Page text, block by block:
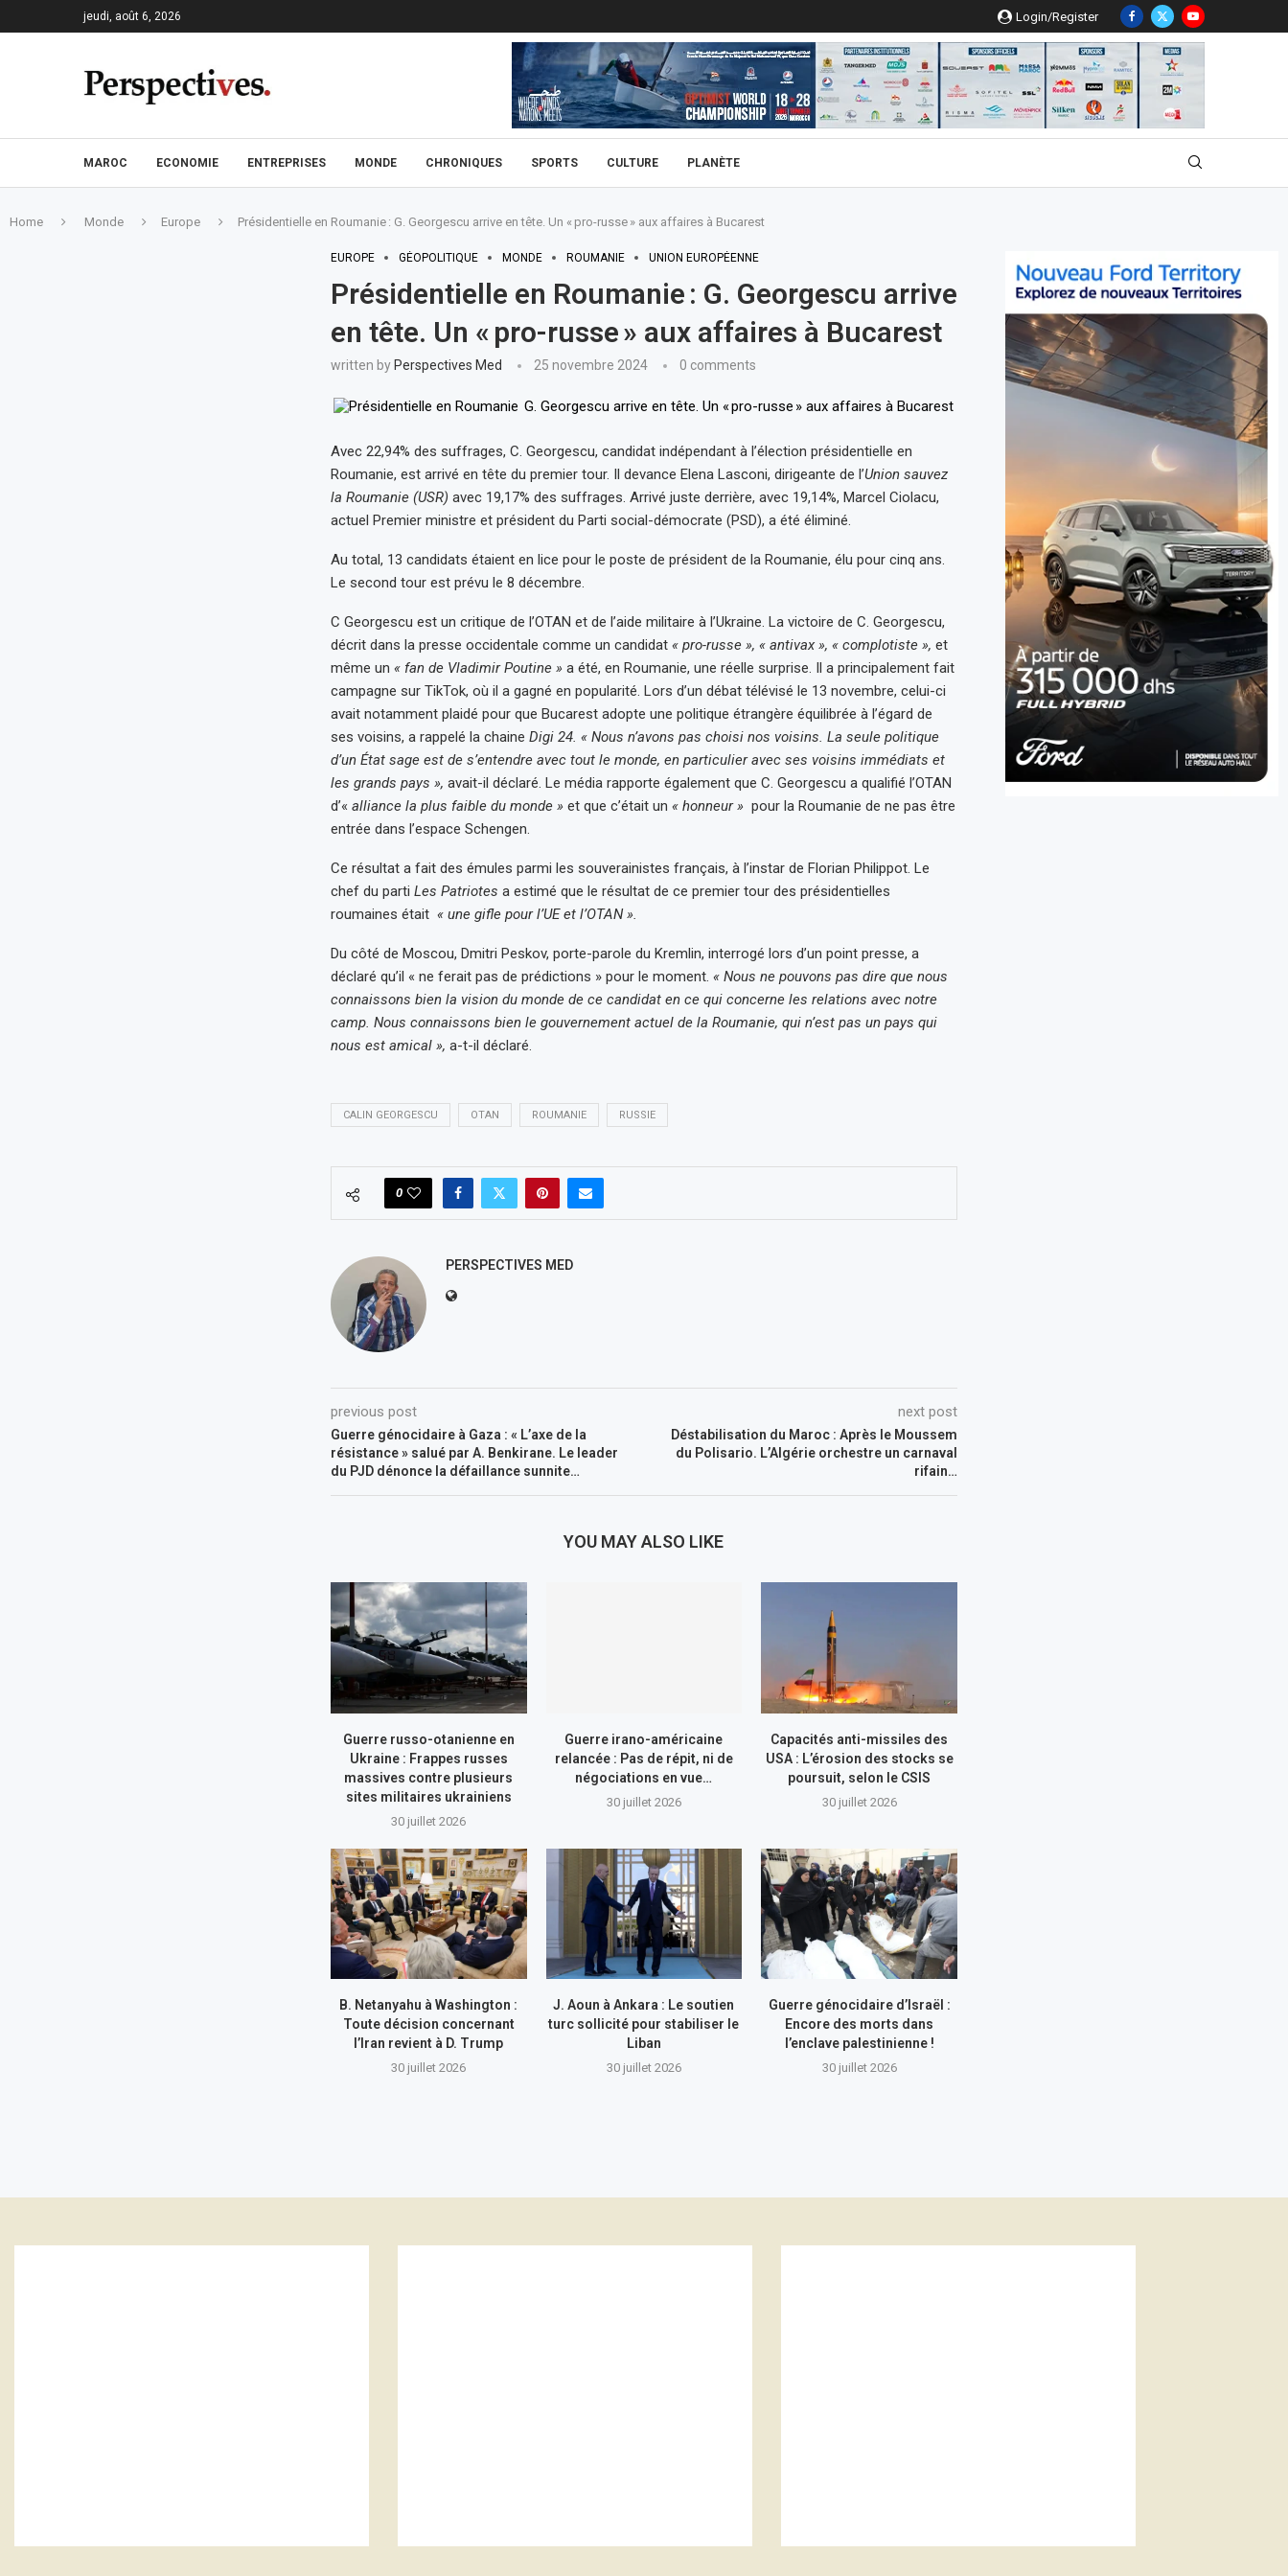
jeudi, août 6, 2026 Login/Register
MAROC ECONOMIE ENTREPRISES MONDE CHRONIQUES SPORTS CULTURE PLANÈTE
Home Monde Europe Présidentielle en Roumanie : G. Georgescu arrive en tête. Un « pro-russe » aux affaires à Bucarest
EUROPE GÉOPOLITIQUE MONDE ROUMANIE UNION EUROPÉENNE
Présidentielle en Roumanie : G. Georgescu arrive
en tête. Un « pro-russe » aux affaires à Bucarest
written by Perspectives Med 25 novembre 2024 0 comments
Avec 22,94% des suffrages, C. Georgescu, candidat indépendant à l’élection présidentielle en
Roumanie, est arrivé en tête du premier tour. Il devance Elena Lasconi, dirigeante de l’Union sauvez
la Roumanie (USR) avec 19,17% des suffrages. Arrivé juste derrière, avec 19,14%, Marcel Ciolacu,
actuel Premier ministre et président du Parti social-démocrate (PSD), a été éliminé.
Au total, 13 candidats étaient en lice pour le poste de président de la Roumanie, élu pour cinq ans.
Le second tour est prévu le 8 décembre.
C Georgescu est un critique de l’OTAN et de l’aide militaire à l’Ukraine. La victoire de C. Georgescu,
décrit dans la presse occidentale comme un candidat « pro-russe », « antivax », « complotiste », et
même un « fan de Vladimir Poutine » a été, en Roumanie, une réelle surprise. Il a principalement fait
campagne sur TikTok, où il a gagné en popularité. Lors d’un débat télévisé le 13 novembre, celui-ci
avait notamment plaidé pour que Bucarest adopte une politique étrangère équilibrée à l’égard de
ses voisins, a rappelé la chaine Digi 24. « Nous n’avons pas choisi nos voisins. La seule politique
d’un État sage est de s’entendre avec tout le monde, en particulier avec ses voisins immédiats et
les grands pays », avait-il déclaré. Le média rapporte également que C. Georgescu a qualifié l’OTAN
d’« alliance la plus faible du monde » et que c’était un « honneur » pour la Roumanie de ne pas être
entrée dans l’espace Schengen.
Ce résultat a fait des émules parmi les souverainistes français, à l’instar de Florian Philippot. Le
chef du parti Les Patriotes a estimé que le résultat de ce premier tour des présidentielles
roumaines était « une gifle pour l’UE et l’OTAN ».
Du côté de Moscou, Dmitri Peskov, porte-parole du Kremlin, interrogé lors d’un point presse, a
déclaré qu’il « ne ferait pas de prédictions » pour le moment. « Nous ne pouvons pas dire que nous
connaissons bien la vision du monde de ce candidat en ce qui concerne les relations avec notre
camp. Nous connaissons bien le gouvernement actuel de la Roumanie, qui n’est pas un pays qui
nous est amical », a-t-il déclaré.
CALIN GEORGESCU OTAN ROUMANIE RUSSIE
0
PERSPECTIVES MED
previous post
Guerre génocidaire à Gaza : « L’axe de la
résistance » salué par A. Benkirane. Le leader
du PJD dénonce la défaillance sunnite…
next post
Déstabilisation du Maroc : Après le Moussem
du Polisario. L’Algérie orchestre un carnaval
rifain…
YOU MAY ALSO LIKE
Guerre russo-otanienne en
Ukraine : Frappes russes
massives contre plusieurs
sites militaires ukrainiens
30 juillet 2026
Guerre irano-américaine
relancée : Pas de répit, ni de
négociations en vue…
30 juillet 2026
Capacités anti-missiles des
USA : L’érosion des stocks se
poursuit, selon le CSIS
30 juillet 2026
B. Netanyahu à Washington :
Toute décision concernant
l’Iran revient à D. Trump
30 juillet 2026
J. Aoun à Ankara : Le soutien
turc sollicité pour stabiliser le
Liban
30 juillet 2026
Guerre génocidaire d’Israël :
Encore des morts dans
l’enclave palestinienne !
30 juillet 2026